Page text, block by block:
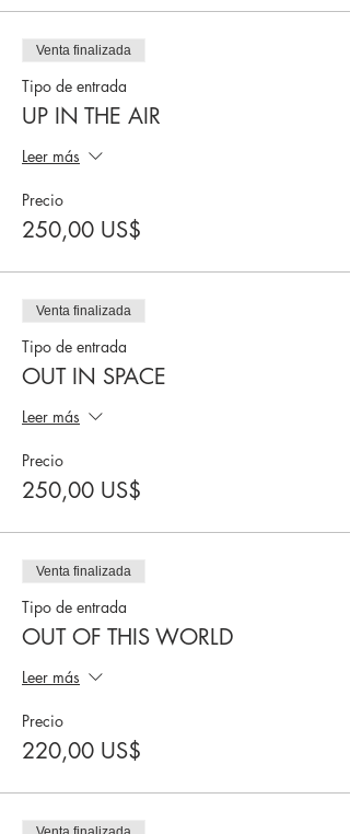
Venta finalizada
Tipo de entrada
UP IN THE AIR
Leer más
Precio
250,00 US$
Venta finalizada
Tipo de entrada
OUT IN SPACE
Leer más
Precio
250,00 US$
Venta finalizada
Tipo de entrada
OUT OF THIS WORLD
Leer más
Precio
220,00 US$